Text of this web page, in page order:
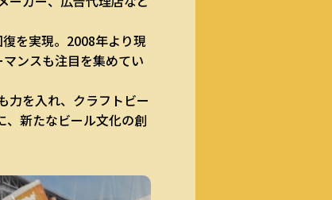
を実現。2008年より現
ンスも注目を集めてい
力を入れ、クラフトビー
、新たなビール文化の創